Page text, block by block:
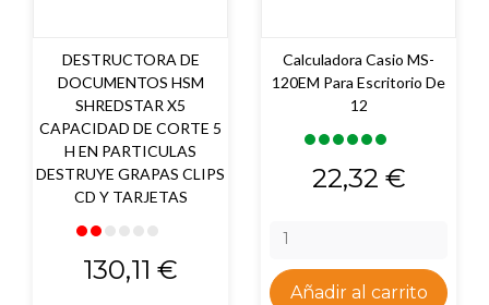
DESTRUCTORA DE
DOCUMENTOS HSM
SHREDSTAR X5
CAPACIDAD DE CORTE 5
H EN PARTICULAS
DESTRUYE GRAPAS CLIPS
CD Y TARJETAS
Precio
130,11 €
Calculadora Casio MS-
120EM Para Escritorio De
12
Precio
22,32 €
Añadir al carrito